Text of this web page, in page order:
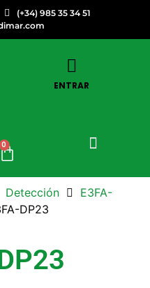
(+34) 985 35 34 51
ENTRAR
0
Detección
E3FA-
DP23